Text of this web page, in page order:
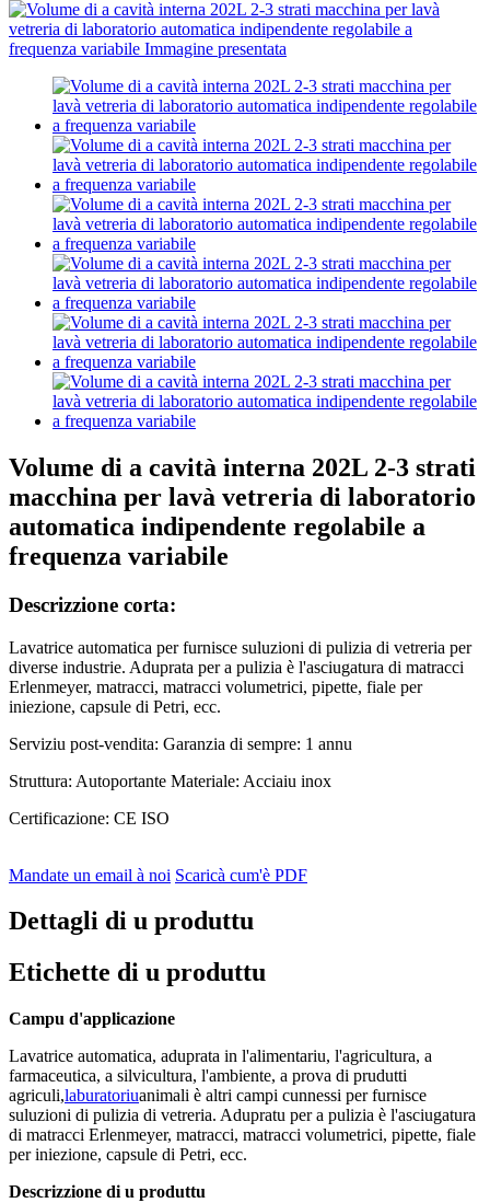
Volume di a cavità interna 202L 2-3 strati
macchina per lavà vetreria di laboratorio
automatica indipendente regolabile a
frequenza variabile
Descrizzione corta:
Lavatrice automatica per furnisce suluzioni di pulizia di vetreria per
diverse industrie. Aduprata per a pulizia è l'asciugatura di matracci
Erlenmeyer, matracci, matracci volumetrici, pipette, fiale per
iniezione, capsule di Petri, ecc.
Serviziu post-vendita: Garanzia di sempre: 1 annu
Struttura: Autoportante Materiale: Acciaiu inox
Certificazione: CE ISO
Mandate un email à noi Scaricà cum'è PDF
Dettagli di u produttu
Etichette di u produttu
Campu d'applicazione
Lavatrice automatica, aduprata in l'alimentariu, l'agricultura, a
farmaceutica, a silvicultura, l'ambiente, a prova di prudutti
agriculi,laburatoriuanimali è altri campi cunnessi per furnisce
suluzioni di pulizia di vetreria. Adupratu per a pulizia è l'asciugatura
di matracci Erlenmeyer, matracci, matracci volumetrici, pipette, fiale
per iniezione, capsule di Petri, ecc.
Descrizzione di u produttu